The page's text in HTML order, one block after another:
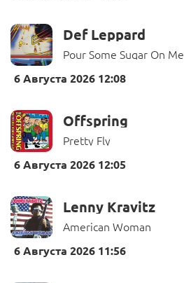
Def Leppard
Pour Some Sugar On Me
6 Августа 2026 12:08
Offspring
Pretty Fly
6 Августа 2026 12:05
Lenny Kravitz
American Woman
6 Августа 2026 11:56